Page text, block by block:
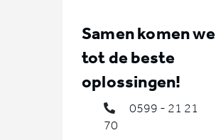
Samen komen we
tot de beste
oplossingen!
0599 - 21 21
70